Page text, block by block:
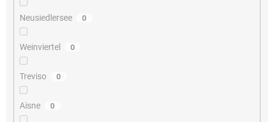
Neusiedlersee 0
Weinviertel 0
Treviso 0
Aisne 0